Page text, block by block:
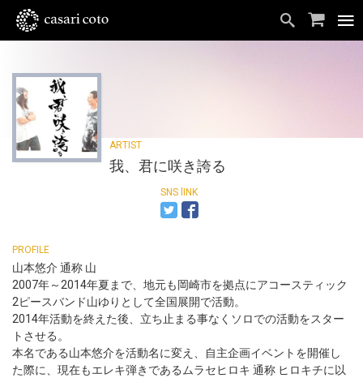
我、君に咲き誇る
山本悠介 通称 山
2007年～2014年夏まで、地元も岡崎市を拠点にアコースティック
2ピースバンド山ゆりとして全国展開で活動。
2014年活動を終えた後、立ち止まる事なくソロでの活動をスター
トさせる。
本名である山本悠介を活動名に変え、自主企画イベントを開催し
た際に、現在もエレキ弾きであるムラセヒロキ 通称 ヒロキチに以